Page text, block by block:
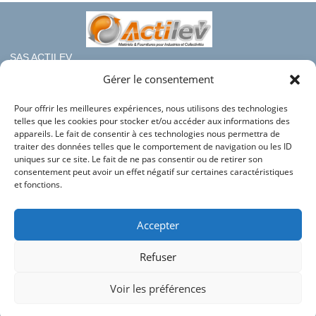
Gérer le consentement
Pour offrir les meilleures expériences, nous utilisons des technologies
telles que les cookies pour stocker et/ou accéder aux informations des
appareils. Le fait de consentir à ces technologies nous permettra de
traiter des données telles que le comportement de navigation ou les ID
uniques sur ce site. Le fait de ne pas consentir ou de retirer son
consentement peut avoir un effet négatif sur certaines caractéristiques
et fonctions.
Accepter
Refuser
Voir les préférences
à
806,65 €
SAS ACTILEV
112 bis rue haute de Crouin
Téléphone : 05.45.36.08.19
Mail : contact@france-rayonnage.fr
Nos autres sites du groupe :
Actilev
Bac en Plastique
Conditions générales de vente